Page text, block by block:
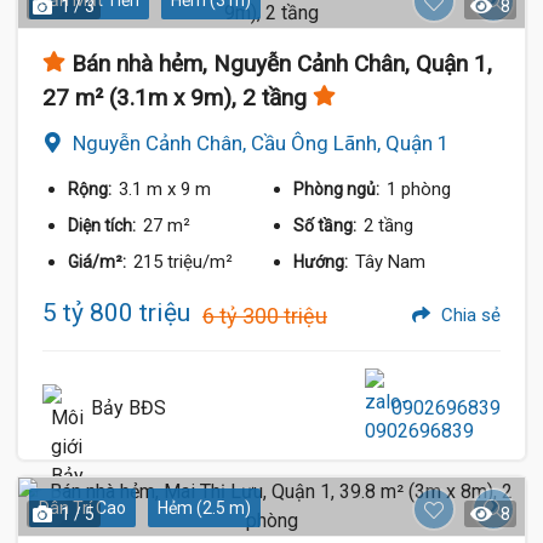
1 / 3 8
Bán nhà hẻm, Nguyễn Cảnh Chân, Quận 1,
27 m² (3.1m x 9m), 2 tầng
Nguyễn Cảnh Chân, Cầu Ông Lãnh, Quận 1
Rộng: 3.1 m x 9 m Phòng ngủ: 1 phòng
Diện tích: 27 m² Số tầng: 2 tầng
Giá/m²: 215 triệu/m² Hướng: Tây Nam
5 tỷ 800 triệu 6 tỷ 300 triệu Chia sẻ
Bảy BĐS 0902696839
Dân Trí Cao Hẻm (2.5 m)
1 / 5 8